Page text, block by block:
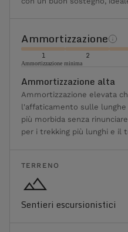
Ammortizzazione
1 2
Ammortizzazione minima
Ammortizzazione alta
Ammortizzazione elevata
l'affaticamento sulle
più morbida senza
per i trekking più lunghi e il
TERRENO
Sentieri escursionistici